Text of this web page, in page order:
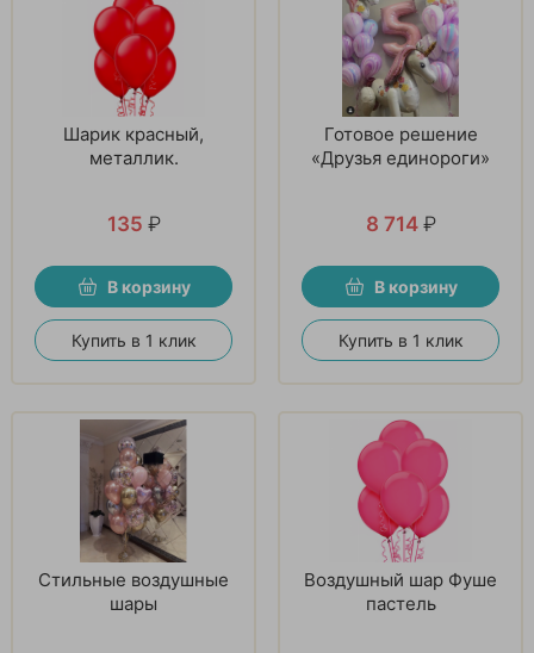
Шарик красный,
металлик.
135 ₽
В корзину
Купить в 1 клик
Готовое решение
«Друзья единороги»
8 714 ₽
В корзину
Купить в 1 клик
Стильные воздушные
шары
Воздушный шар Фуше
пастель